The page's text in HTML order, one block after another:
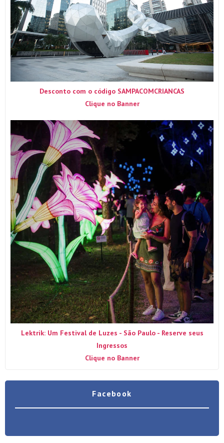
Desconto com o código SAMPACOMCRIANCAS
Clique no Banner
Lektrik: Um Festival de Luzes - São Paulo - Reserve seus
Ingressos
Clique no Banner
Facebook